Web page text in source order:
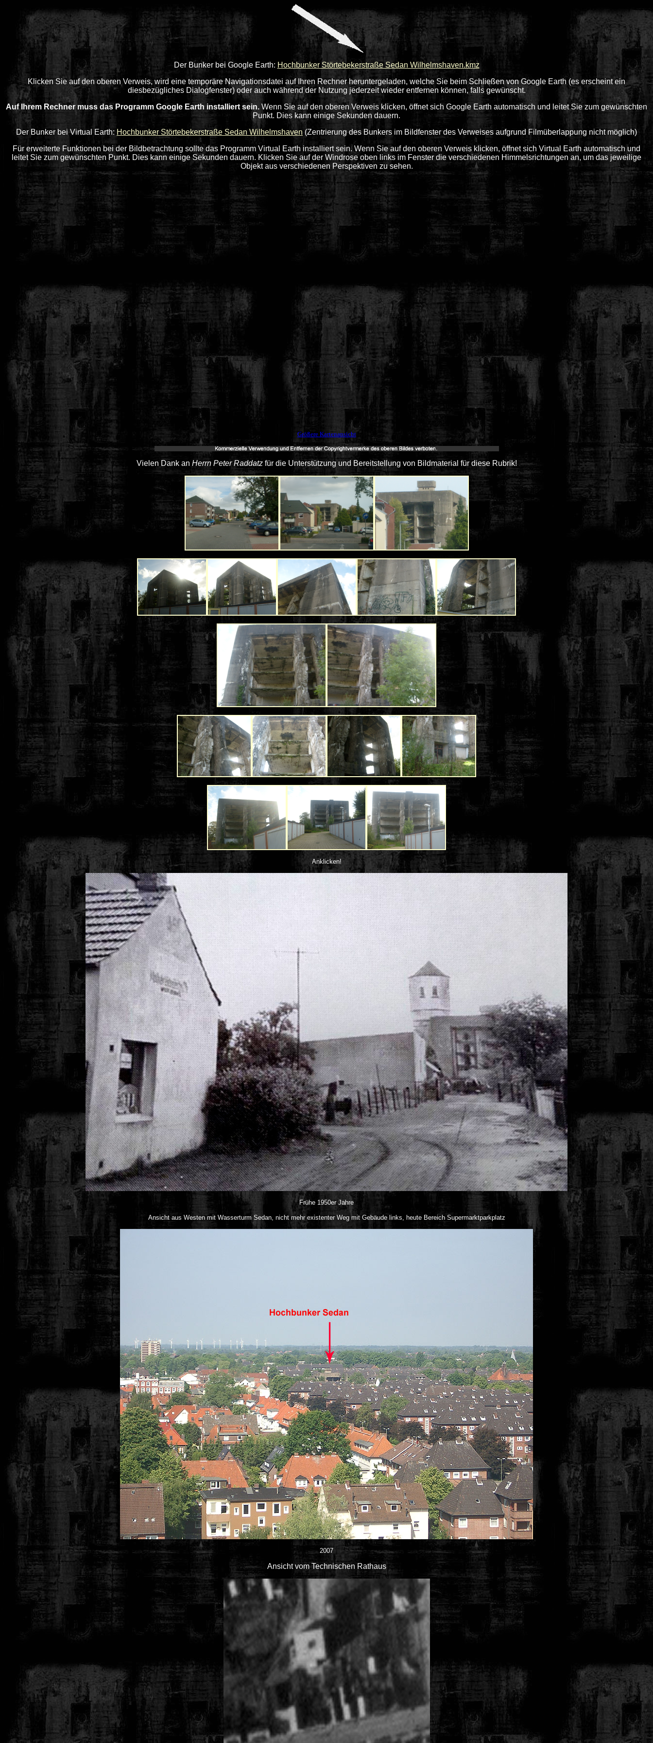
Der Bunker bei Google Earth: Hochbunker Störtebekerstraße Sedan Wilhelmshaven.kmz
Klicken Sie auf den oberen Verweis, wird eine temporäre Navigationsdatei auf Ihren Rechner heruntergeladen, welche Sie beim Schließen von Google Earth (es erscheint ein
diesbezügliches Dialogfenster) oder auch während der Nutzung jederzeit wieder entfernen können, falls gewünscht.
Auf Ihrem Rechner muss das Programm Google Earth installiert sein. Wenn Sie auf den oberen Verweis klicken, öffnet sich Google Earth automatisch und leitet Sie zum gewünschten
Punkt. Dies kann einige Sekunden dauern.
Der Bunker bei Virtual Earth: Hochbunker Störtebekerstraße Sedan Wilhelmshaven (Zentrierung des Bunkers im Bildfenster des Verweises aufgrund Filmüberlappung nicht möglich)
Für erweiterte Funktionen bei der Bildbetrachtung sollte das Programm Virtual Earth installiert sein. Wenn Sie auf den oberen Verweis klicken, öffnet sich Virtual Earth automatisch und
leitet Sie zum gewünschten Punkt. Dies kann einige Sekunden dauern. Klicken Sie auf der Windrose oben links im Fenster die verschiedenen Himmelsrichtungen an, um das jeweilige
Objekt aus verschiedenen Perspektiven zu sehen.
Größere Kartenansicht
Vielen Dank an Herrn Peter Raddatzfür die Unterstützung und Bereitstellung von Bildmaterial für diese Rubrik!
Anklicken!
Frühe 1950er Jahre
Ansicht aus Westen mit Wasserturm Sedan, nicht mehr existenter Weg mit Gebäude links, heute Bereich Supermarktparkplatz
2007
Ansicht vom Technischen Rathaus